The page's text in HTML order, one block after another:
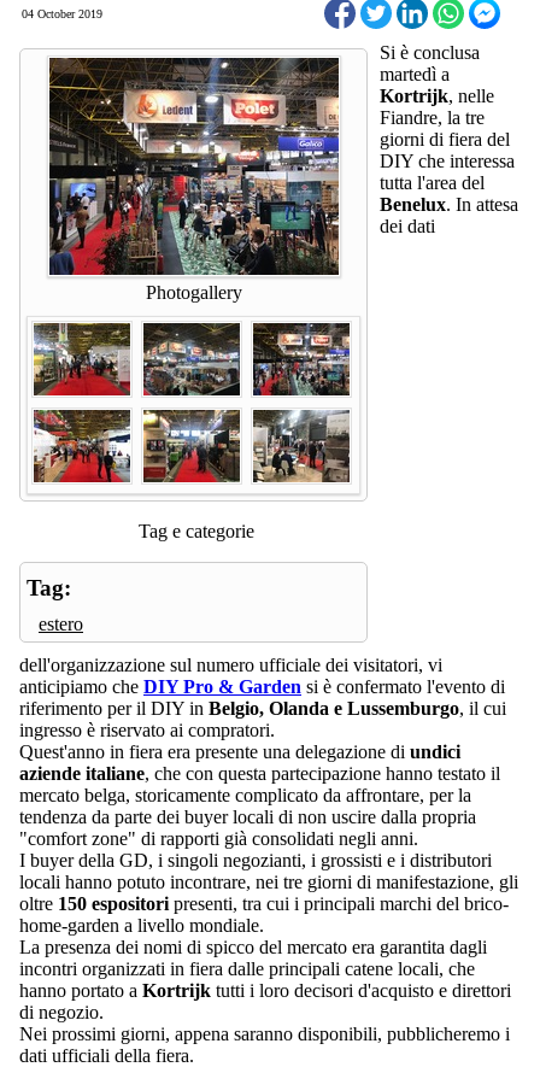
04 October 2019
Photogallery
Tag e categorie
Tag:
estero
Si è conclusa
martedì a
Kortrijk, nelle
Fiandre, la tre
giorni di fiera del
DIY che interessa
tutta l'area del
Benelux. In attesa
dei dati
dell'organizzazione sul numero ufficiale dei visitatori, vi
anticipiamo che DIY Pro & Garden si è confermato l'evento di
riferimento per il DIY in Belgio, Olanda e Lussemburgo, il cui
ingresso è riservato ai compratori.
Quest'anno in fiera era presente una delegazione di undici
aziende italiane, che con questa partecipazione hanno testato il
mercato belga, storicamente complicato da affrontare, per la
tendenza da parte dei buyer locali di non uscire dalla propria
"comfort zone" di rapporti già consolidati negli anni.
I buyer della GD, i singoli negozianti, i grossisti e i distributori
locali hanno potuto incontrare, nei tre giorni di manifestazione, gli
oltre 150 espositori presenti, tra cui i principali marchi del brico-
home-garden a livello mondiale.
La presenza dei nomi di spicco del mercato era garantita dagli
incontri organizzati in fiera dalle principali catene locali, che
hanno portato a Kortrijk tutti i loro decisori d'acquisto e direttori
di negozio.
Nei prossimi giorni, appena saranno disponibili, pubblicheremo i
dati ufficiali della fiera.